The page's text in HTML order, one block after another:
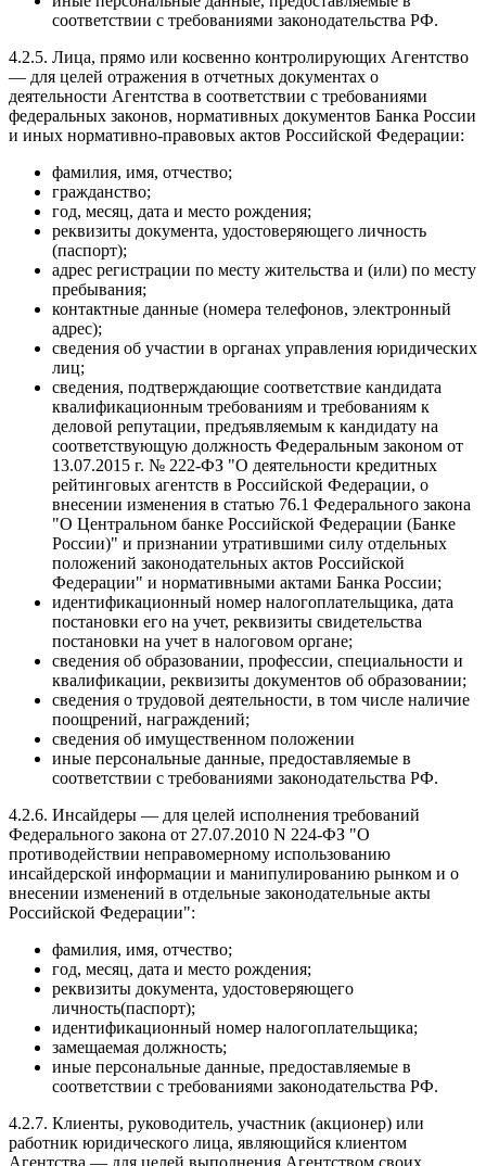
соответствии с требованиями законодательства РФ.
4.2.5. Лица, прямо или косвенно контролирующих Агентство
— для целей отражения в отчетных документах о
деятельности Агентства в соответствии с требованиями
федеральных законов, нормативных документов Банка России
и иных нормативно-правовых актов Российской Федерации:
фамилия, имя, отчество;
гражданство;
год, месяц, дата и место рождения;
реквизиты документа, удостоверяющего личность
(паспорт);
адрес регистрации по месту жительства и (или) по месту
пребывания;
контактные данные (номера телефонов, электронный
адрес);
сведения об участии в органах управления юридических
лиц;
сведения, подтверждающие соответствие кандидата
квалификационным требованиям и требованиям к
деловой репутации, предъявляемым к кандидату на
соответствующую должность Федеральным законом от
13.07.2015 г. № 222-ФЗ "О деятельности кредитных
рейтинговых агентств в Российской Федерации, о
внесении изменения в статью 76.1 Федерального закона
"О Центральном банке Российской Федерации (Банке
России)" и признании утратившими силу отдельных
положений законодательных актов Российской
Федерации" и нормативными актами Банка России;
идентификационный номер налогоплательщика, дата
постановки его на учет, реквизиты свидетельства
постановки на учет в налоговом органе;
сведения об образовании, профессии, специальности и
квалификации, реквизиты документов об образовании;
сведения о трудовой деятельности, в том числе наличие
поощрений, награждений;
сведения об имущественном положении
иные персональные данные, предоставляемые в
соответствии с требованиями законодательства РФ.
4.2.6. Инсайдеры — для целей исполнения требований
Федерального закона от 27.07.2010 N 224-ФЗ "О
противодействии неправомерному использованию
инсайдерской информации и манипулированию рынком и о
внесении изменений в отдельные законодательные акты
Российской Федерации":
фамилия, имя, отчество;
год, месяц, дата и место рождения;
реквизиты документа, удостоверяющего
личность(паспорт);
идентификационный номер налогоплательщика;
замещаемая должность;
иные персональные данные, предоставляемые в
соответствии с требованиями законодательства РФ.
4.2.7. Клиенты, руководитель, участник (акционер) или
работник юридического лица, являющийся клиентом